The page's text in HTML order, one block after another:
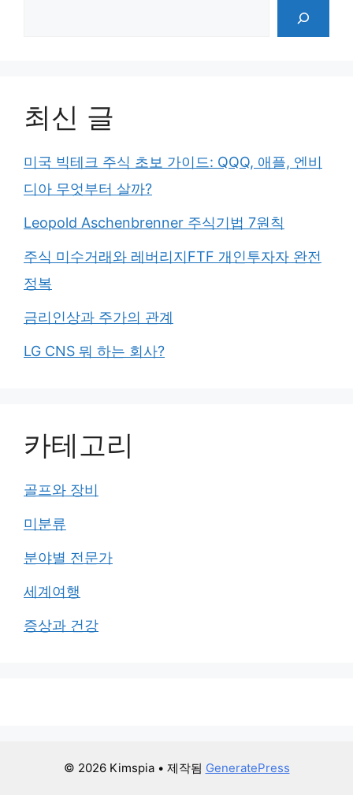
최신 글
미국 빅테크 주식 초보 가이드: QQQ, 애플, 엔비
디아 무엇부터 살까?
Leopold Aschenbrenner 주식기법 7원칙
주식 미수거래와 레버리지FTF 개인투자자 완전
정복
금리인상과 주가의 관계
LG CNS 뭐 하는 회사?
카테고리
골프와 장비
미분류
분야별 전문가
세계여행
증상과 건강
© 2026 Kimspia• 제작됨 GeneratePress